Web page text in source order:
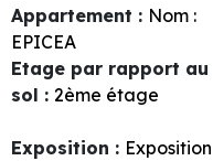
Appartement : Nom :
EPICEA
Etage par rapport au
sol : 2ème étage
Exposition : Exposition